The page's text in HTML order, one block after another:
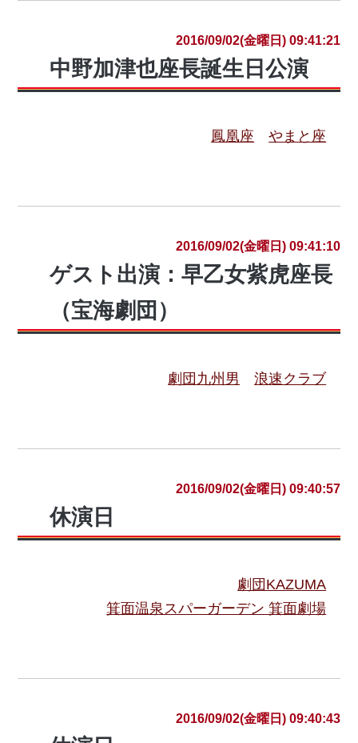
2016/09/02(金曜日) 09:41:21
中野加津也座長誕生日公演
鳳凰座 やまと座
2016/09/02(金曜日) 09:41:10
ゲスト出演：早乙女紫虎座長
（宝海劇団）
劇団九州男 浪速クラブ
2016/09/02(金曜日) 09:40:57
休演日
劇団KAZUMA
箕面温泉スパーガーデン 箕面劇場
2016/09/02(金曜日) 09:40:43